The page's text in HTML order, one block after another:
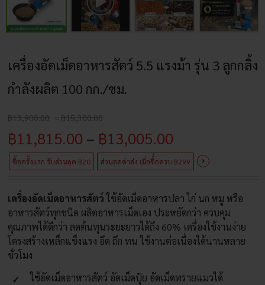
เครื่องอัดเม็ดอาหารสัตว์ 5.5 แรงม้า รุ่น 3 ลูกกลิ้ง
กำลังผลิต 100 กก./ชม.
฿13,900.00 – ฿15,300.00
฿13,900.00
through
฿15,300.00
฿11,815.00 – ฿13,005.00
range:
through
฿13,005.00
ซื้อครั้งแรก รับส่วนลด ฿20 ส่วนลดค่าส่ง เมื่อซื้่อครบ ฿299
เครื่องอัดเม็ดอาหารสัตว์ใช้อัดเม็ดอาหารปลา ไก่ นก หมู หรือ
อาหารสัตว์ทุกชนิด ผลิตอาหารเม็ดเอง ประหยัดกว่า ควบคุม
คุณภาพได้ดีกว่า ลดต้นทุนระยะยาวได้ถึง 60% เครื่องใช้งานง่าย
โครงสร้างเหล็กแข็งแรง อึด ถึก ทน ใช้งานต่อเนื่องได้นานหลาย
ชั่วโมง
ใช้อัดเม็ดอาหารสัตว์ อัดเม็ดปุ๋ย อัดเม็ดทรายแมวได้